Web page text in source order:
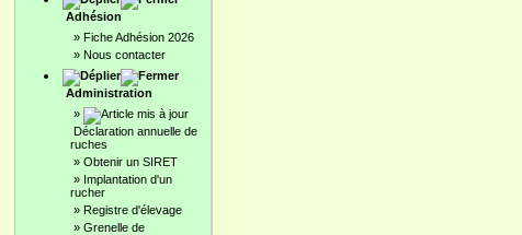
Adhésion
» Fiche Adhésion 2026
» Nous contacter
Administration
»
Déclaration annuelle de
ruches
» Obtenir un SIRET
» Implantation d'un
rucher
» Registre d'élevage
» Grenelle de